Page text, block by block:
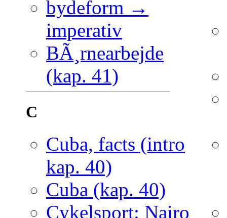
bydeform →
imperativ
BÃ¸rnearbejde
(kap. 41)
C
Cuba, facts (intro
kap. 40)
Cuba (kap. 40)
Cykelsport: Nairo